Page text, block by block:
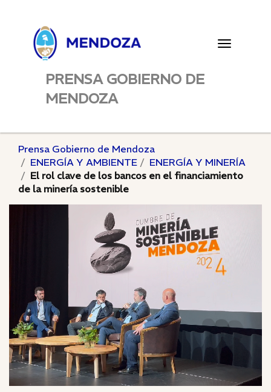
Toggle
PRENSA GOBIERNO DE
MENDOZA
Prensa Gobierno de Mendoza
ENERGÍA Y AMBIENTE
ENERGÍA Y MINERÍA
El rol clave de los bancos en el financiamiento
de la minería sostenible